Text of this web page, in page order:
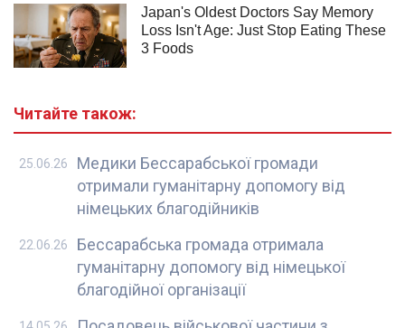
Читайте також:
Медики Бессарабської громади
отримали гуманітарну допомогу від
німецьких благодійників
25.06.26
Бессарабська громада отримала
гуманітарну допомогу від німецької
благодійної організації
22.06.26